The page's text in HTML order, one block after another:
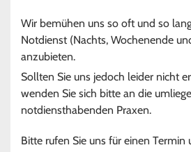
Wir bemühen uns so oft und so
Notdienst (Nachts, Wochenende
anzubieten.
Sollten Sie uns jedoch leider nicht
wenden Sie sich bitte an die
notdiensthabenden Praxen.
Bitte rufen Sie uns für einen Termin